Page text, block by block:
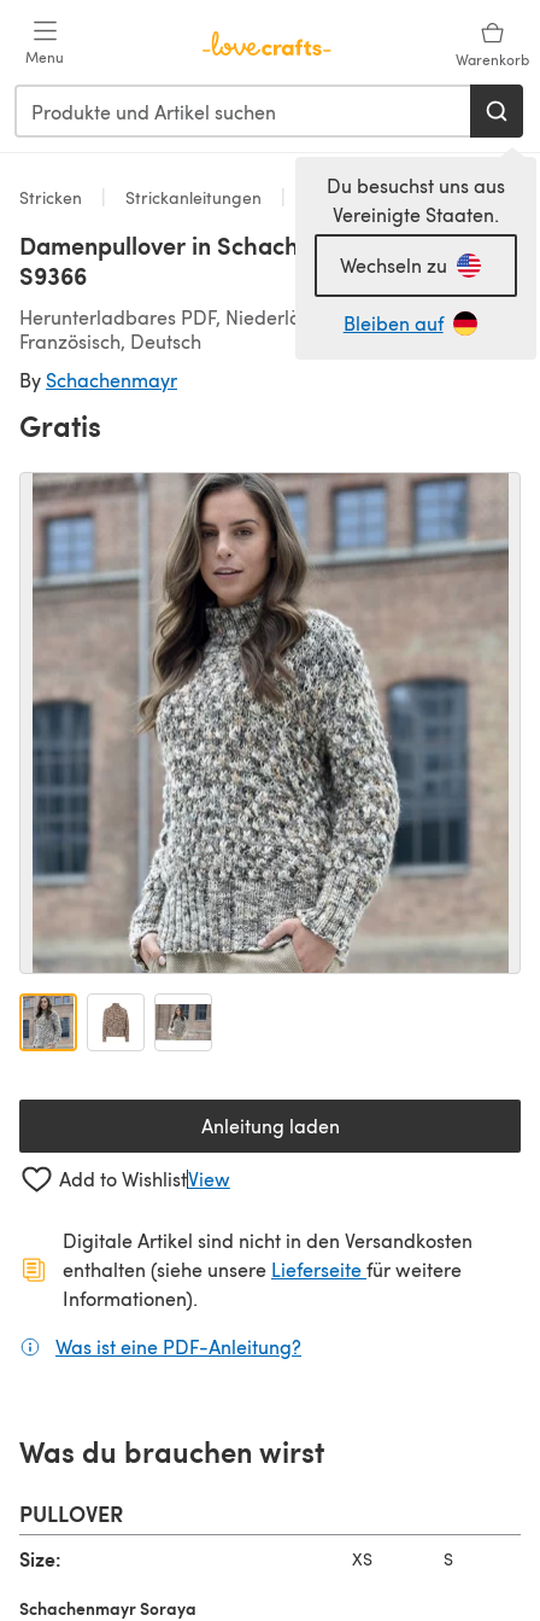
Menu Warenkorb
Du besuchst uns aus
Vereinigte Staaten.
Wechseln zu
Bleiben auf
Stricken Strickanleitungen Pullover
Damenpullover in Schachenmayr Soraya -
S9366
Herunterladbares PDF, Niederländisch, Englisch,
Französisch, Deutsch
By Schachenmayr
Gratis
Anleitung laden(öffnet sich in einem neuen
Add to WishlistView
Digitale Artikel sind nicht in den Versandkosten
enthalten (siehe unsere Lieferseite(öffnet sich in
für weitere
Informationen).
Was ist eine PDF-Anleitung?
Was du brauchen wirst
PULLOVER
Size: XS S
Schachenmayr Soraya